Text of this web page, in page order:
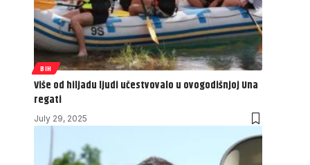
BIH
Više od hiljadu ljudi učestvovalo u ovogodišnjoj Una
regati
July 29, 2025